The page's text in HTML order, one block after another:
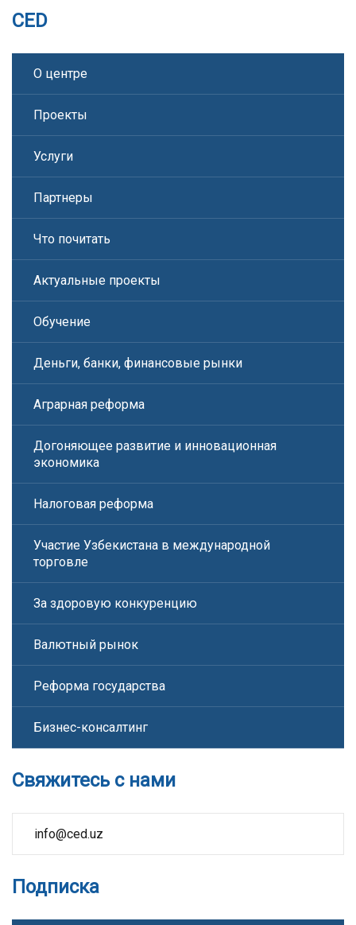
CED
О центре
Проекты
Услуги
Партнеры
Что почитать
Актуальные проекты
Обучение
Деньги, банки, финансовые рынки
Аграрная реформа
Догоняющее развитие и инновационная
экономика
Налоговая реформа
Участие Узбекистана в международной
торговле
За здоровую конкуренцию
Валютный рынок
Реформа государства
Бизнес-консалтинг
Свяжитесь с нами
info@ced.uz
Подписка